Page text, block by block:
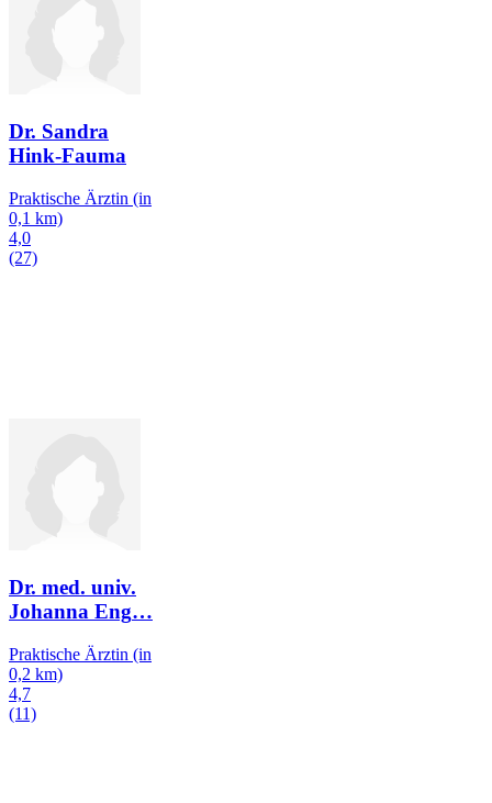
Dr. Sandra
Hink-Fauma
Praktische Ärztin (in
0,1 km)
4,0
(27)
Dr. med. univ.
Johanna Eng…
Praktische Ärztin (in
0,2 km)
4,7
(11)